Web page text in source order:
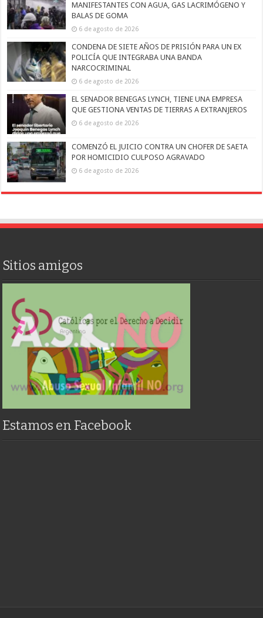
MANIFESTANTES CON AGUA, GAS LACRIMÓGENO Y
BALAS DE GOMA
6 de agosto de 2026
CONDENA DE SIETE AÑOS DE PRISIÓN PARA UN EX
POLICÍA QUE INTEGRABA UNA BANDA
NARCOCRIMINAL
6 de agosto de 2026
EL SENADOR BENEGAS LYNCH, TIENE UNA EMPRESA
QUE GESTIONA VENTAS DE TIERRAS A EXTRANJEROS
6 de agosto de 2026
COMENZÓ EL JUICIO CONTRA UN CHOFER DE SAETA
POR HOMICIDIO CULPOSO AGRAVADO
6 de agosto de 2026
Sitios amigos
Estamos en Facebook